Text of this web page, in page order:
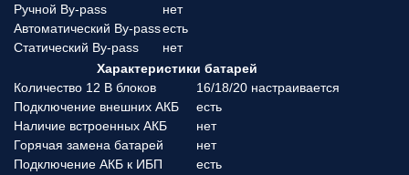
Ручной By-pass
нет
Автоматический By-passесть
Статический By-pass
нет
Характеристики батарей
Количество 12 В блоков
16/18/20 настраивается
Подключение внешних АКБ
есть
Наличие встроенных АКБ
нет
Горячая замена батарей
нет
Подключение АКБ к ИБП
есть